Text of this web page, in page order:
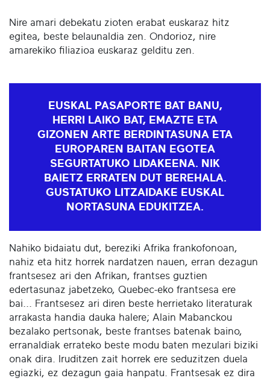
Nire amari debekatu zioten erabat euskaraz hitz
egitea, beste belaunaldia zen. Ondorioz, nire
amarekiko filiazioa euskaraz gelditu zen.
EUSKAL PASAPORTE BAT BANU,
HERRI LAIKO BAT, EMAZTE ETA
GIZONEN ARTE BERDINTASUNA ETA
EUROPAREN BAITAN EGOTEA
SEGURTATUKO LIDAKEENA. NIK
BAIETZ ERRATEN DUT BEREHALA.
GUSTATUKO LITZAIDAKE EUSKAL
NORTASUNA EDUKITZEA.
Nahiko bidaiatu dut, bereziki Afrika frankofonoan,
nahiz eta hitz horrek nardatzen nauen, erran dezagun
frantsesez ari den Afrikan, frantses guztien
edertasunaz jabetzeko, Quebec-eko frantsesa ere
bai... Frantsesez ari diren beste herrietako literaturak
arrakasta handia dauka halere; Alain Mabanckou
bezalako pertsonak, beste frantses batenak baino,
erranaldiak errateko beste modu baten mezulari biziki
onak dira. Iruditzen zait horrek ere seduzitzen duela
egiazki, ez dezagun gaia hanpatu. Frantsesak ez dira